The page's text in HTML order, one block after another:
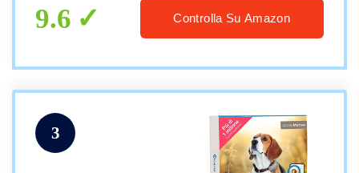
9.6 Controlla Su Amazon
3